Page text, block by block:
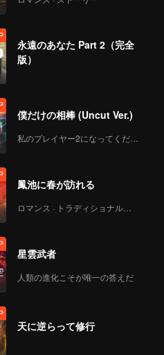
永遠のあなた Part 2（完全
版）
僕だけの相棒 (Uncut Ver.)
私のプレイヤー2になってください
鳳池に春が訪れる
ロマンス · トラディショナル・コスチューム
星雲武者
人類の進化こそが唯一の答えだ
天に逆らって修行